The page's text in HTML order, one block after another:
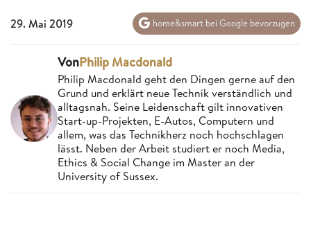
29. Mai 2019 home&smart bei Google bevorzugen
VonPhilip Macdonald
Philip Macdonald geht den Dingen gerne auf den
Grund und erklärt neue Technik verständlich und
alltagsnah. Seine Leidenschaft gilt innovativen
Start-up-Projekten, E-Autos, Computern und
allem, was das Technikherz noch hochschlagen
lässt. Neben der Arbeit studiert er noch Media,
Ethics & Social Change im Master an der
University of Sussex.